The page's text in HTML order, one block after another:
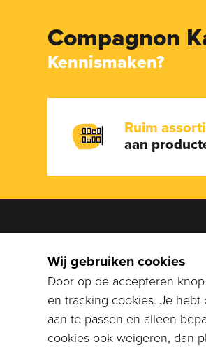
Compagnon
Kennismaken?
Ruim
aan
Wij gebruiken cookies
Door op de accepteren
en tracking cookies. Je
aan te passen en alleen
cookies ook weigeren, dan